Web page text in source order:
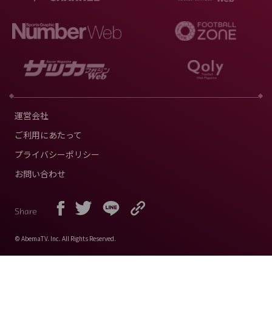
運営会社
ご利用にあたって
プライバシーポリシー
お問い合わせ
Share
© AbemaTV. Inc. All Rights Reserved.